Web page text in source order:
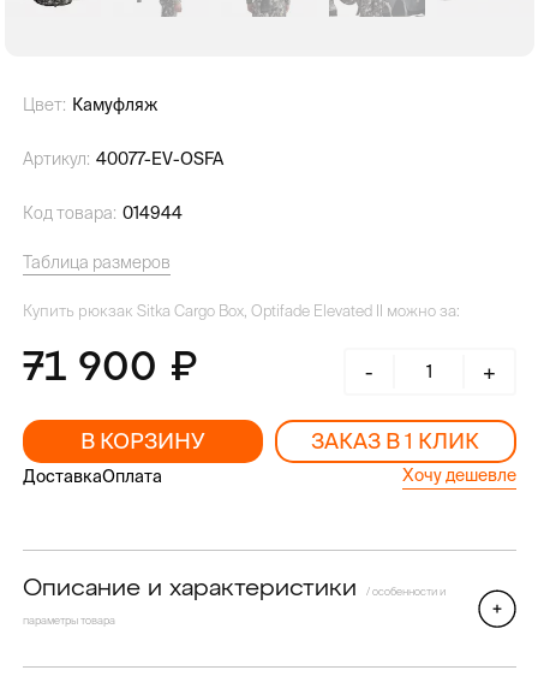
Цвет: Камуфляж
Артикул: 40077-EV-OSFA
Код товара: 014944
Таблица размеров
Купить рюкзак Sitka Cargo Box, Optifade Elevated II можно за:
71 900 - +
В КОРЗИНУ ЗАКАЗ В 1 КЛИК
ДоставкаОплата Хочу дешевле
Описание и характеристики / особенности и
параметры товара